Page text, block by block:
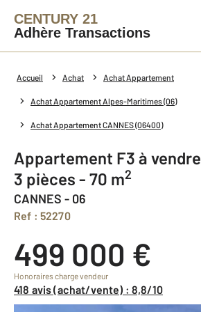
CENTURY 21
Adhère Transactions
Accueil Achat Achat Appartement
Achat Appartement Alpes-Maritimes (06)
Achat Appartement CANNES (06400)
Appartement F3 à vendre
3 pièces - 70 m2
CANNES - 06
Ref : 52270
499 000 €
Honoraires charge vendeur
418 avis (achat/vente) : 8,8/10